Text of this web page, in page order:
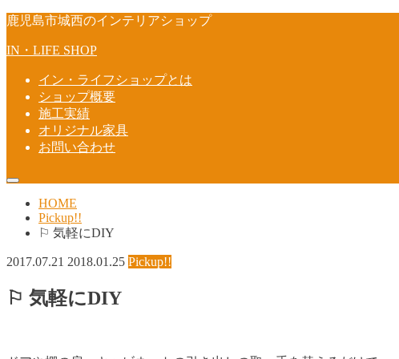
鹿児島市城西のインテリアショップ
IN・LIFE SHOP
イン・ライフショップとは
ショップ概要
施工実績
オリジナル家具
お問い合わせ
HOME
Pickup!!
⚐ 気軽にDIY
2017.07.21 2018.01.25 Pickup!!
⚐ 気軽にDIY